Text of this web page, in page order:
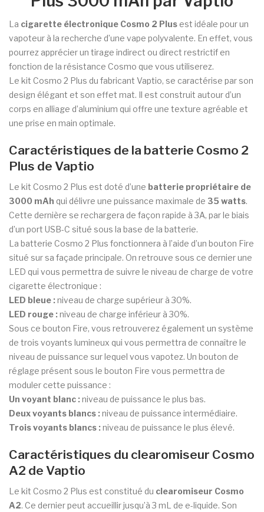
La cigarette électronique Cosmo 2 Plus est idéale pour un
vapoteur à la recherche d’une vape polyvalente. En effet, vous
pourrez apprécier un tirage indirect ou direct restrictif en
fonction de la résistance Cosmo que vous utiliserez.
Le kit Cosmo 2 Plus du fabricant Vaptio, se caractérise par son
design élégant et son effet mat. Il est construit autour d’un
corps en alliage d’aluminium qui offre une texture agréable et
une prise en main optimale.
Caractéristiques de la batterie Cosmo 2
Plus de Vaptio
Le kit Cosmo 2 Plus est doté d’une batterie propriétaire de
3000 mAh qui délivre une puissance maximale de 35 watts.
Cette dernière se rechargera de façon rapide à 3A, par le biais
d’un port USB-C situé sous la base de la batterie.
La batterie Cosmo 2 Plus fonctionnera à l’aide d’un bouton Fire
situé sur sa façade principale. On retrouve sous ce dernier une
LED qui vous permettra de suivre le niveau de charge de votre
cigarette électronique :
LED bleue :niveau de charge supérieur à 30%.
LED rouge :niveau de charge inférieur à 30%.
Sous ce bouton Fire, vous retrouverez également un système
de trois voyants lumineux qui vous permettra de connaître le
niveau de puissance sur lequel vous vapotez. Un bouton de
réglage présent sous le bouton Fire vous permettra de
moduler cette puissance :
Un voyant blanc :niveau de puissance le plus bas.
Deux voyants blancs :niveau de puissance intermédiaire.
Trois voyants blancs :niveau de puissance le plus élevé.
Caractéristiques du clearomiseur Cosmo
A2 de Vaptio
Le kit Cosmo 2 Plus est constitué du clearomiseur Cosmo
A2. Ce dernier peut accueillir jusqu’à 3 mL de e-liquide. Son